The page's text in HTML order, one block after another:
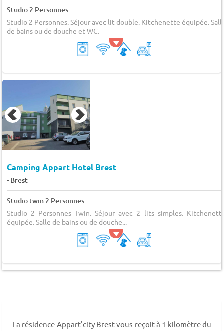
Studio 2 Personnes
Studio 2 Personnes. Séjour avec lit double. Kitchenette équipée.
de bains ou de douche et WC.
Camping Appart Hotel Brest
- Brest
Studio twin 2 Personnes
Studio 2 Personnes Twin. Séjour avec 2 lits simples.
équipée. Salle de bains ou de douche...
La résidence Appart'city Brest vous reçoit à 1 kilomètre du